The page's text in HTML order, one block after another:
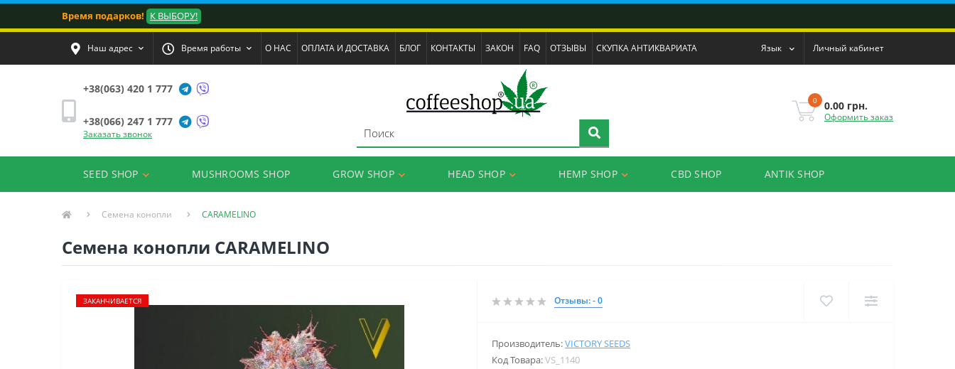
Время подарков! К ВЫБОРУ!
Наш адрес Время работы О НАС ОПЛАТА И ДОСТАВКА БЛОГ КОНТАКТЫ ЗАКОН FAQ ОТЗЫВЫ СКУПКА АНТИКВАРИАТА Язык Личный кабинет
+38(063) 420 1 777
+38(066) 247 1 777
Заказать звонок
0 0.00 грн.
Оформить заказ
SEED SHOP MUSHROOMS SHOP GROW SHOP HEAD SHOP HEMP SHOP CBD SHOP ANTIK SHOP
Семена конопли CARAMELINO
Семена конопли CARAMELINO
ЗАКАНЧИВАЕТСЯ Отзывы: - 0
Производитель:VICTORY SEEDS
Код Товара:VS_1140